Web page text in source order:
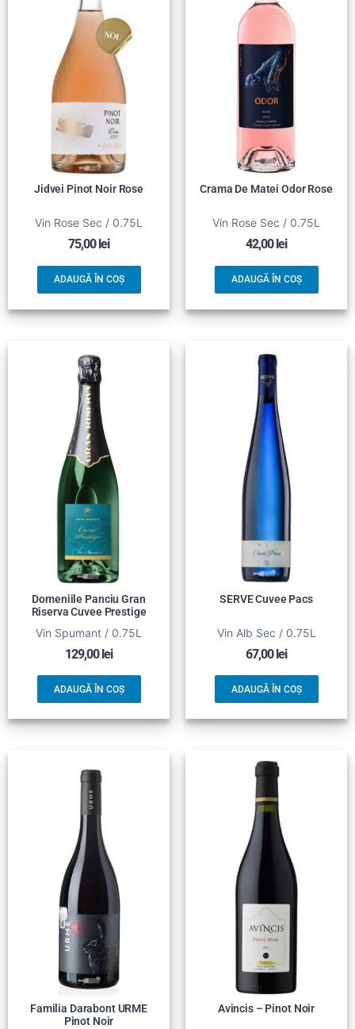
Jidvei Pinot Noir Rose
Vin Rose Sec / 0.75L
75,00 lei
ADAUGĂ ÎN COȘ
Crama De Matei Odor Rose
Vin Rose Sec / 0.75L
42,00 lei
ADAUGĂ ÎN COȘ
Domeniile Panciu Gran
Riserva Cuvee Prestige
Vin Spumant / 0.75L
129,00lei
ADAUGĂ ÎN COȘ
SERVE Cuvee Pacs
Vin Alb Sec / 0.75L
67,00lei
ADAUGĂ ÎN COȘ
Familia Darabont URME
Pinot Noir
Avincis – Pinot Noir